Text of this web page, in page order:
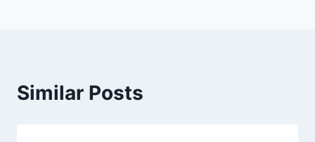
Similar Posts